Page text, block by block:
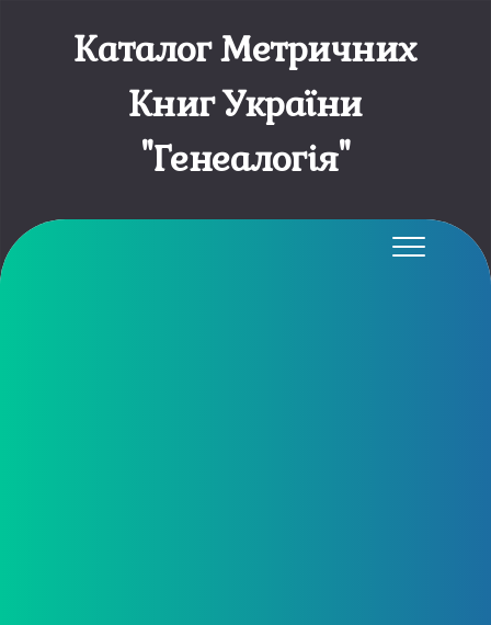
Каталог Метричних
Книг України
"Генеалогія"